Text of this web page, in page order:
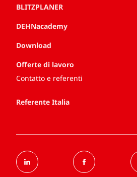
BLITZPLANER
DEHNacademy
Download
Offerte di lavoro
Contatto e referenti
Referente Italia